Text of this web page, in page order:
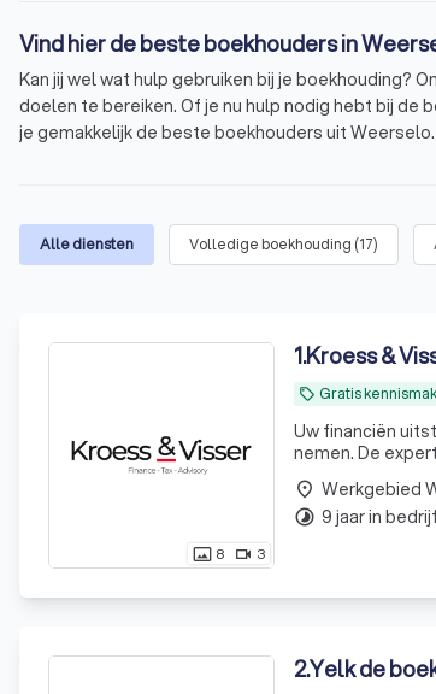
Vind hier de beste boekhouders in
Kan jij wel wat hulp gebruiken bij je boekhouding?
doelen te bereiken. Of je nu hulp nodig hebt bij de
je gemakkelijk de beste boekhouders uit
Welke diensten biedt een
Alle diensten Volledige boekhouding (17)
photo_size_select_actual 8 videocam 3
1.Kroess &
local_offer Gratis
Uw financiën uitstekend geregeld. Uw tijd is
nemen. De
place Werkgebied
timelapse 9 jaar in bedrijf
2.Yelk de